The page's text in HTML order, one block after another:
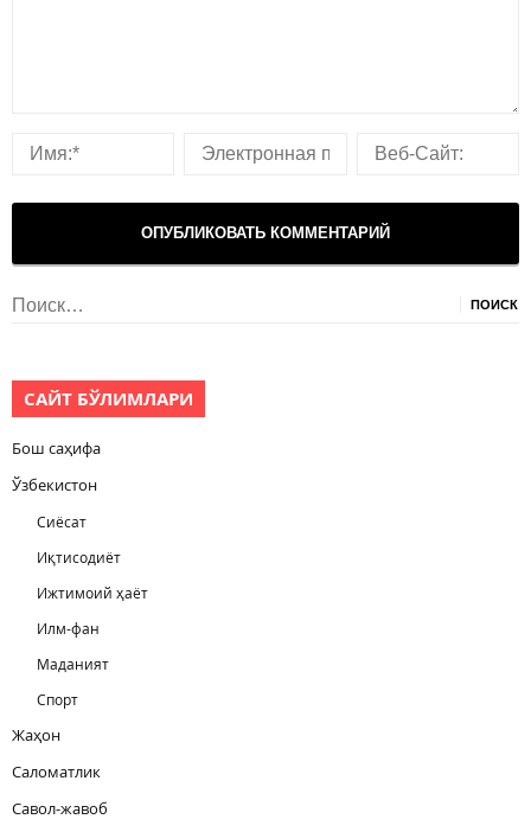
Найти:
САЙТ БЎЛИМЛАРИ
Бош саҳифа
Ўзбекистон
Сиёсат
Иқтисодиёт
Ижтимоий ҳаёт
Илм-фан
Маданият
Спорт
Жаҳон
Саломатлик
Савол-жавоб